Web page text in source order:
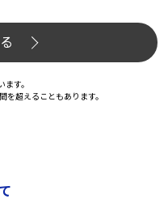
す。
超えることもあります。